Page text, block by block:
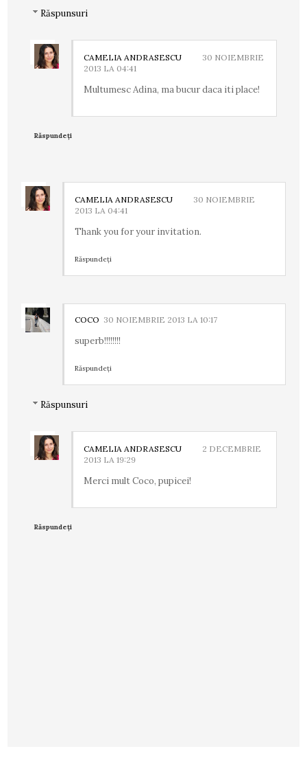
Răspunsuri
CAMELIA ANDRASESCU
30 NOIEMBRIE
2013 LA 04:41
Multumesc Adina, ma bucur daca iti place!
Răspundeți
CAMELIA ANDRASESCU
30 NOIEMBRIE
2013 LA 04:41
Thank you for your invitation.
Răspundeți
COCO 30 NOIEMBRIE 2013 LA 10:17
superb!!!!!!!!
Răspundeți
Răspunsuri
CAMELIA ANDRASESCU
2 DECEMBRIE
2013 LA 19:29
Merci mult Coco, pupicei!
Răspundeți